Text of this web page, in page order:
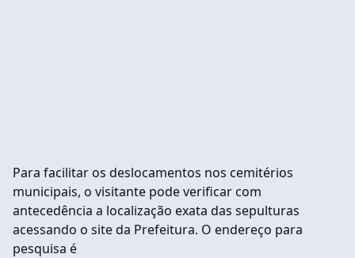
Para facilitar os deslocamentos nos cemitérios
municipais, o visitante pode verificar com
antecedência a localização exata das sepulturas
acessando o site da Prefeitura. O endereço para
pesquisa é